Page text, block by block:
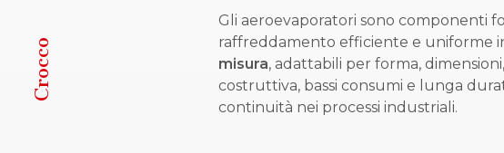
Crocco
Gli aeroevaporatori sono componenti
raffreddamento efficiente e uniforme
misura, adattabili per forma,
costruttiva, bassi consumi e lunga
continuità nei processi industriali.